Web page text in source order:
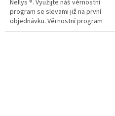
Nellys ®. Využijte náš věrnostní
program se slevami již na první
objednávku. Věrnostní program